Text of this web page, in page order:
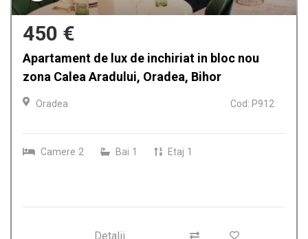
450 €
Apartament de lux de inchiriat in bloc nou
zona Calea Aradului, Oradea, Bihor
Oradea Cod: P912
Camere 2 Bai 1 Etaj 1
Detalii